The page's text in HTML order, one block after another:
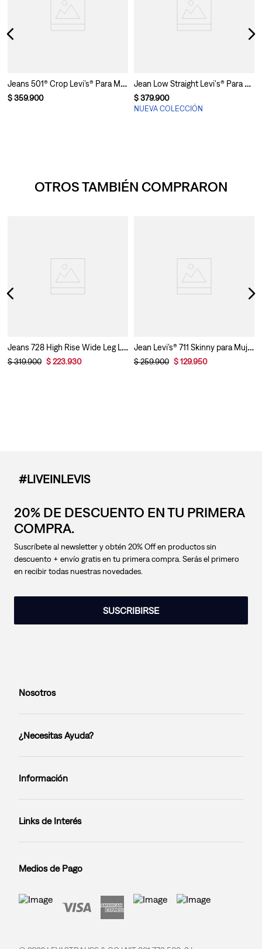
Jeans 501® Crop Levi’s® Para Mujer
$359.900
Jean Low Straight Levi's® Para Mujer
$379.900
NUEVA COLECCIÓN
OTROS TAMBIÉN COMPRARON
Jeans 728 High Rise Wide Leg Levi’s® Para Mujer
$319.900 $223.930
Jean Levi’s® 711 Skinny para Mujer
$259.900 $129.950
#LIVEINLEVIS
20% DE DESCUENTO EN TU PRIMERA
COMPRA.
Suscríbete al newsletter y obtén 20% Off en productos sin
descuento + envío gratis en tu primera compra. Serás el primero
en recibir todas nuestras novedades.
SUSCRIBIRSE
Nosotros
¿Necesitas Ayuda?
Información
Links de Interés
Medios de Pago